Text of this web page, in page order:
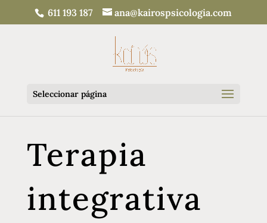
611 193 187 ana@kairospsicologia.com
Seleccionar página
Terapia
integrativa